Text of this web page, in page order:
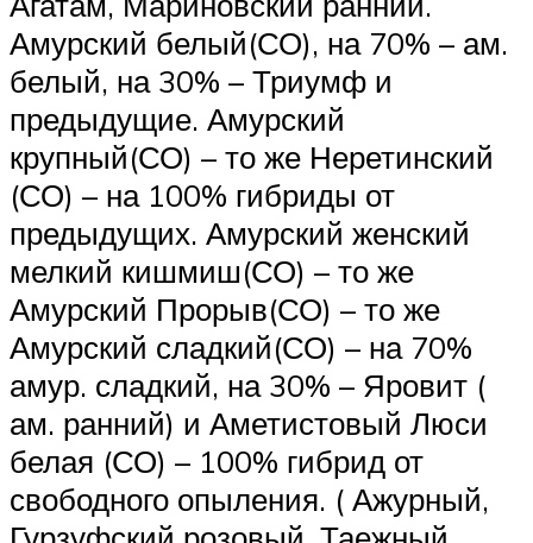
Амурский белый(СО), на 70% – ам.
белый, на 30% – Триумф и
предыдущие. Амурский
крупный(СО) – то же Неретинский
(СО) – на 100% гибриды от
предыдущих. Амурский женский
мелкий кишмиш(СО) – то же
Амурский Прорыв(СО) – то же
Амурский сладкий(СО) – на 70%
амур. сладкий, на 30% – Яровит (
ам. ранний) и Аметистовый Люси
белая (СО) – 100% гибрид от
свободного опыления. ( Ажурный,